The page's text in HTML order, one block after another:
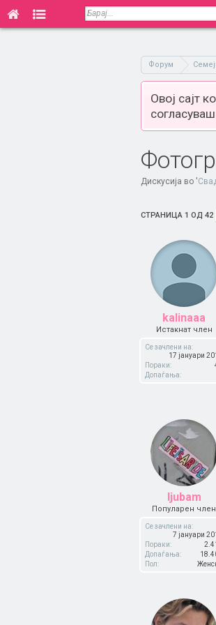
Форум
Овој сајт
Дискусија во '
СТРАНИЦА 1 ОД 42
kalinaaa
Истакнат член
Се зачлени на:
17 јануари
Пораки:
Допаѓања:
ljubam
Популарен член
Се зачлени на:
7 јануари
Пораки:
Допаѓања:
Пол: